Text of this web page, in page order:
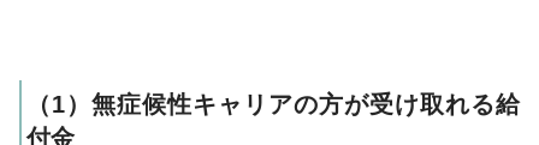
（1）無症候性キャリアの方が受け取れる給
付金